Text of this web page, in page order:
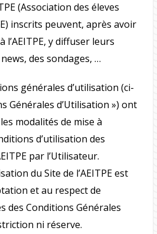
(Association des éleves
inscrits peuvent, après avoir
y diffuser leurs
des sondages, …
générales d’utilisation (ci-
Générales d’Utilisation ») ont
modalités de mise à
d’utilisation des
par l’Utilisateur.
du Site de l’AEITPE est
et au respect de
des Conditions Générales
ni réserve.